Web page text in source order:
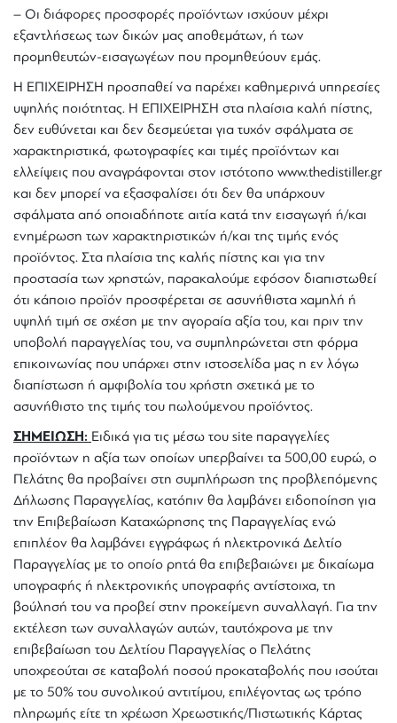
– Οι διάφορες προσφορές προϊόντων ισχύουν μέχρι
εξαντλήσεως των δικών μας αποθεμάτων, ή των
προμηθευτών-εισαγωγέων που προμηθεύουν εμάς.
Η ΕΠΙΧΕΙΡΗΣΗ προσπαθεί να παρέχει καθημερινά υπηρεσίες
υψηλής ποιότητας. Η ΕΠΙΧΕΙΡΗΣΗ στα πλαίσια καλή πίστης,
δεν ευθύνεται και δεν δεσμεύεται για τυχόν σφάλματα σε
χαρακτηριστικά, φωτογραφίες και τιμές προϊόντων και
ελλείψεις που αναγράφονται στον ιστότοπο www.thedistiller.gr
και δεν μπορεί να εξασφαλίσει ότι δεν θα υπάρχουν
σφάλματα από οποιαδήποτε αιτία κατά την εισαγωγή ή/και
ενημέρωση των χαρακτηριστικών ή/και της τιμής ενός
προϊόντος. Στα πλαίσια της καλής πίστης και για την
προστασία των χρηστών, παρακαλούμε εφόσον διαπιστωθεί
ότι κάποιο προϊόν προσφέρεται σε ασυνήθιστα χαμηλή ή
υψηλή τιμή σε σχέση με την αγοραία αξία του, και πριν την
υποβολή παραγγελίας του, να συμπληρώνεται στη φόρμα
επικοινωνίας που υπάρχει στην ιστοσελίδα μας η εν λόγω
διαπίστωση ή αμφιβολία του χρήστη σχετικά με το
ασυνήθιστο της τιμής του πωλούμενου προϊόντος.
ΣΗΜΕΙΩΣΗ: Ειδικά για τις μέσω του site παραγγελίες
προϊόντων η αξία των οποίων υπερβαίνει τα 500,00 ευρώ, ο
Πελάτης θα προβαίνει στη συμπλήρωση της προβλεπόμενης
Δήλωσης Παραγγελίας, κατόπιν θα λαμβάνει ειδοποίηση για
την Επιβεβαίωση Καταχώρησης της Παραγγελίας ενώ
επιπλέον θα λαμβάνει εγγράφως ή ηλεκτρονικά Δελτίο
Παραγγελίας με το οποίο ρητά θα επιβεβαιώνει με δικαίωμα
υπογραφής ή ηλεκτρονικής υπογραφής αντίστοιχα, τη
βούλησή του να προβεί στην προκείμενη συναλλαγή. Για την
εκτέλεση των συναλλαγών αυτών, ταυτόχρονα με την
επιβεβαίωση του Δελτίου Παραγγελίας ο Πελάτης
υποχρεούται σε καταβολή ποσού προκαταβολής που ισούται
με το 50% του συνολικού αντιτίμου, επιλέγοντας ως τρόπο
πληρωμής είτε τη χρέωση Χρεωστικής/Πιστωτικής Κάρτας